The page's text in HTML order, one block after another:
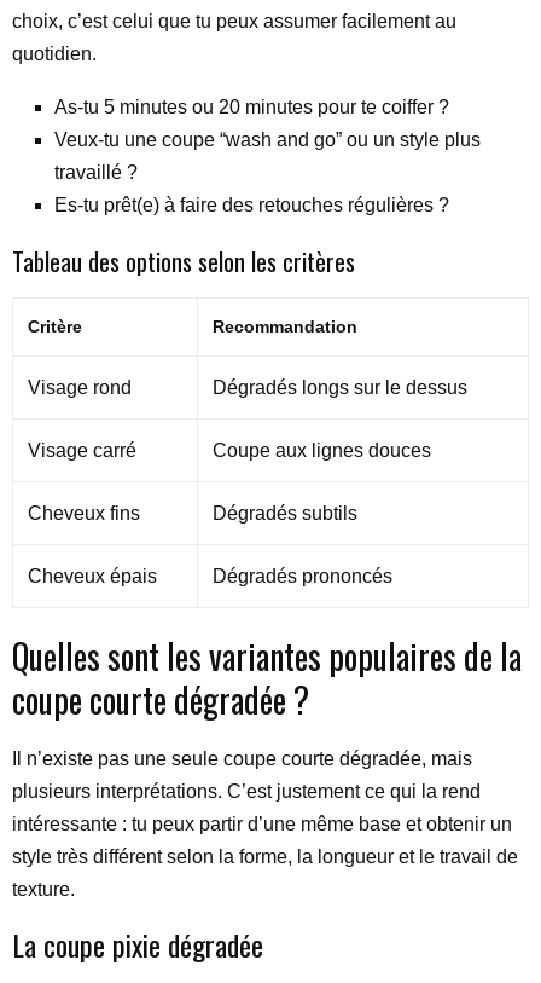
choix, c’est celui que tu peux assumer facilement au
quotidien.
As-tu 5 minutes ou 20 minutes pour te coiffer ?
Veux-tu une coupe “wash and go” ou un style plus
travaillé ?
Es-tu prêt(e) à faire des retouches régulières ?
Tableau des options selon les critères
Critère Recommandation
Visage rond Dégradés longs sur le dessus
Visage carré Coupe aux lignes douces
Cheveux fins Dégradés subtils
Cheveux épais Dégradés prononcés
Quelles sont les variantes populaires de la
coupe courte dégradée ?
Il n’existe pas une seule coupe courte dégradée, mais
plusieurs interprétations. C’est justement ce qui la rend
intéressante : tu peux partir d’une même base et obtenir un
style très différent selon la forme, la longueur et le travail de
texture.
La coupe pixie dégradée